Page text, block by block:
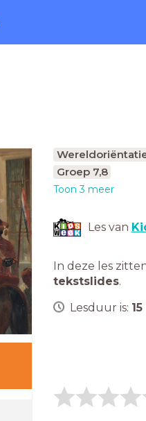
Groep 7,8
Toon 3 meer
Les van
In deze les
tekstslides.
Lesduur is: 15